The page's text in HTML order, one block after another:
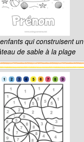
qui construisent un
de sable à la plage